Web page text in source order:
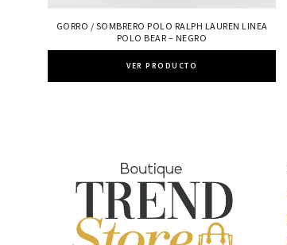
GORRO / SOMBRERO POLO RALPH LAUREN LINEA
POLO BEAR – NEGRO
VER PRODUCTO